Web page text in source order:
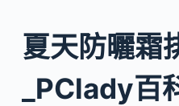
夏天防曬霜
_PClady百